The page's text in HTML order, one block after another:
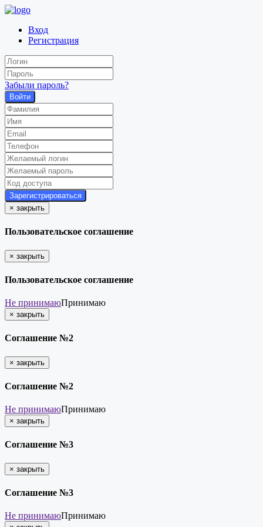
Вход
Регистрация
Забыли пароль?
Войти
× закрыть
Пользовательское соглашение
× закрыть
Пользовательское соглашение
Не принимаюПринимаю
× закрыть
Соглашение №2
× закрыть
Соглашение №2
Не принимаюПринимаю
× закрыть
Соглашение №3
× закрыть
Соглашение №3
Не принимаюПринимаю